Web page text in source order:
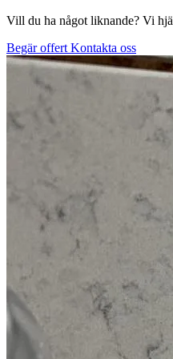
Vill du ha något liknande? Vi
Begär offert Kontakta oss